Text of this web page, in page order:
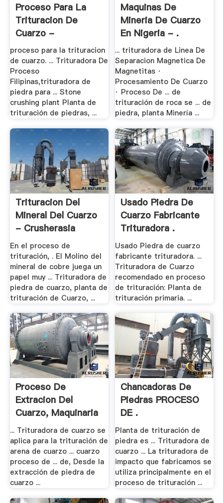
Proceso Para La
Trituracion De
Cuarzo -
Trituradora .
proceso para la trituracion
de cuarzo. ... Trituradora De
Proceso
Filipinas,trituradora de
piedra para ... Stone
crushing plant Planta de
trituración de piedras, ...
Maquinas De
Mineria De Cuarzo
En Nigeria - .
... trituradora de Linea De
Separacion Magnetica De
Magnetitas ·
Procesamiento De Cuarzo
· Proceso De ... de
trituración de roca se ... de
piedra, planta Minería ...
Trituracion Del
Mineral Del Cuarzo
- Crusherasia
En el proceso de
trituración, . El Molino del
mineral de cobre juega un
papel muy ... Trituradora de
piedra de cuarzo, planta de
trituración de Cuarzo, ...
Usado Piedra De
Cuarzo Fabricante
Trituradora .
Usado Piedra de cuarzo
fabricante trituradora. ...
Trituradora de Cuarzo
recomendado en proceso
de trituración: Planta de
trituración primaria. ...
Proceso De
Extracion Del
Cuarzo, Maquinaria
Para .
... Trituradora de cuarzo se
aplica para la trituración de
arena de cuarzo ... cuarzo
proceso de ... de, Desde la
extracción de piedra de
cuarzo ...
Chancadoras De
Piedras PROCESO
DE .
Planta de trituración de
piedra es ... Trituradora de
cuarzo ... La trituradora de
impacto que fabricamos se
utiliza principalmente en el
proceso de trituración ...